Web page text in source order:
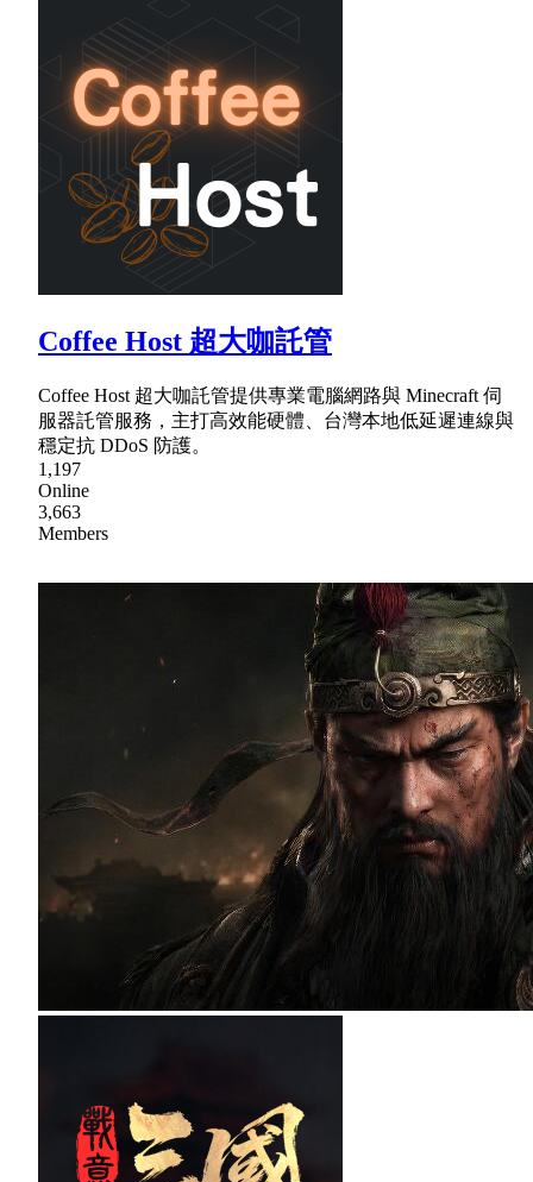
Coffee Host 超大咖託管
Coffee Host 超大咖託管提供專業電腦網路與 Minecraft 伺
服器託管服務，主打高效能硬體、台灣本地低延遲連線與
穩定抗 DDoS 防護。
1,197
Online
3,663
Members